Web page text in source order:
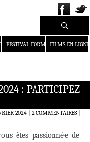
FESTIVAL FORMAT COURT
FILMS EN LIGNE
Recherche
: PARTICIPEZ
2024 2 COMMENTAIRES|
êtes passionné·e de